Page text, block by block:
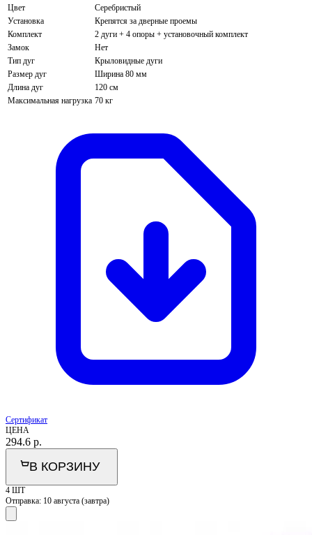
Цвет
Серебристый
Установка
Крепятся за дверные проемы
Комплект
2 дуги + 4 опоры + установочный комплект
Замок
Нет
Тип дуг
Крыловидные дуги
Размер дуг
Ширина 80 мм
Длина дуг
120 см
Максимальная нагрузка 70 кг
Сертификат
ЦЕНА
294.6 р.
В КОРЗИНУ
4 ШТ
Отправка: 10 августа (завтра)